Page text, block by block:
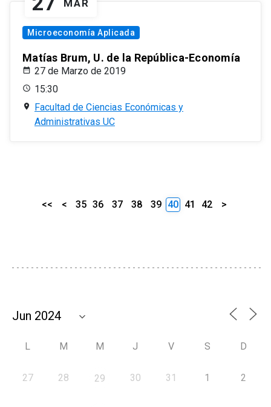
MAR
Microeconomía Aplicada
Matías Brum, U. de la República-Economía
27 de Marzo de 2019
15:30
Facultad de Ciencias Económicas y
Administrativas UC
<< < 35 36 37 38 39 40 41 42 >
L M M J V S D
27 28 29 30 31 1 2